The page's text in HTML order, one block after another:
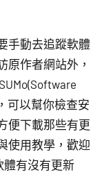
手動去追蹤軟體
原作者網站外，
可以幫你檢查安
便下載那些有更
使用教學，歡迎
體有沒有更新